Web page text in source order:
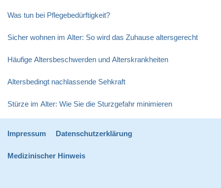
Was tun bei Pflegebedürftigkeit?
Sicher wohnen im Alter: So wird das Zuhause altersgerecht
Häufige Altersbeschwerden und Alterskrankheiten
Altersbedingt nachlassende Sehkraft
Stürze im Alter: Wie Sie die Sturzgefahr minimieren
Impressum Datenschutzerklärung
Medizinischer Hinweis